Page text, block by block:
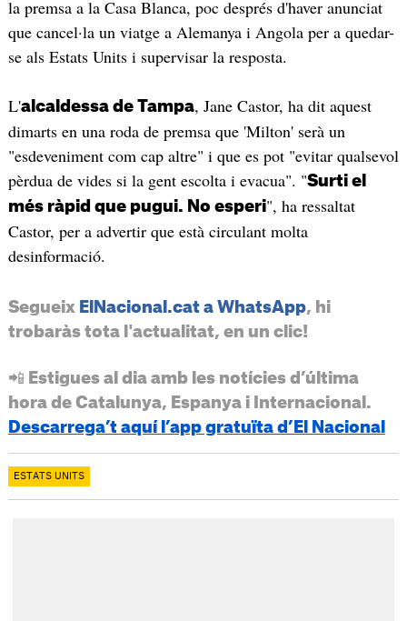
la premsa a la Casa Blanca, poc després d'haver anunciat
que cancel·la un viatge a Alemanya i Angola per a quedar-
se als Estats Units i supervisar la resposta.
L'alcaldessa de Tampa, Jane Castor, ha dit aquest
dimarts en una roda de premsa que 'Milton' serà un
"esdeveniment com cap altre" i que es pot "evitar qualsevol
pèrdua de vides si la gent escolta i evacua". "Surti el
més ràpid que pugui. No esperi", ha ressaltat
Castor, per a advertir que està circulant molta
desinformació.
Segueix ElNacional.cat a WhatsApp, hi
trobaràs tota l'actualitat, en un clic!
📲 Estigues al dia amb les notícies d’última
hora de Catalunya, Espanya i Internacional.
Descarrega’t aquí l’app gratuïta d’El Nacional
ESTATS UNITS